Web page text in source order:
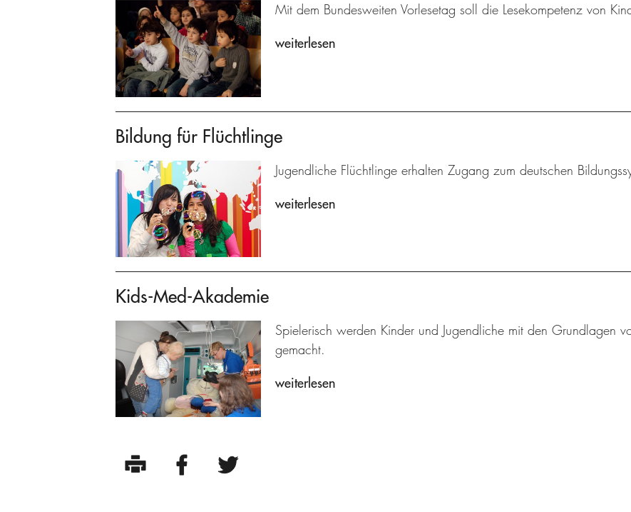
Mit dem Bundesweiten Vorlesetag soll die Lesekompetenz von
weiterlesen
Bildung für Flüchtlinge
Jugendliche Flüchtlinge erhalten Zugang zum deutschen
weiterlesen
Kids-Med-Akademie
Spielerisch werden Kinder und Jugendliche mit den Grundlagen
gemacht.
weiterlesen